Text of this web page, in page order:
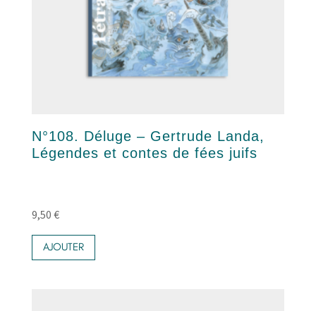
N°108. Déluge – Gertrude Landa,
Légendes et contes de fées juifs
9,50 €
AJOUTER